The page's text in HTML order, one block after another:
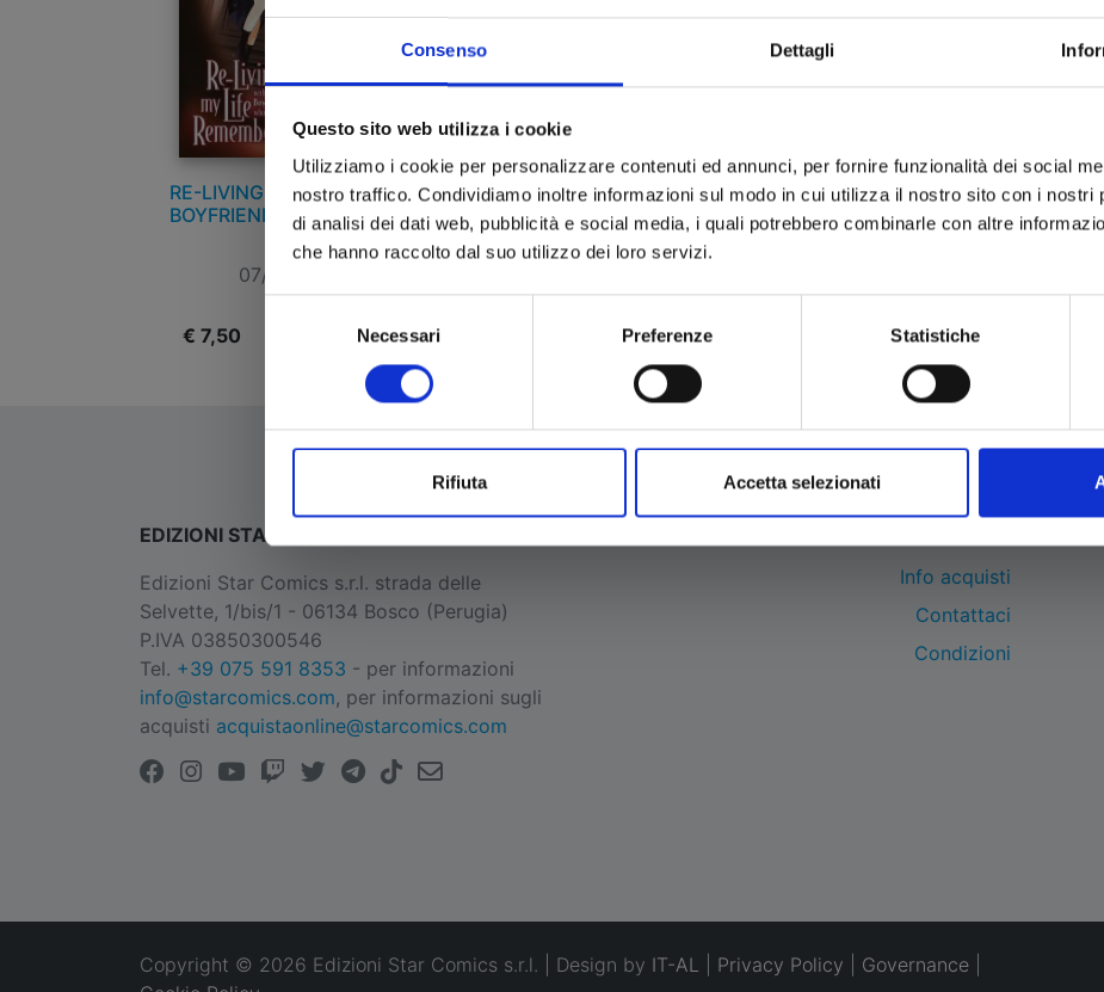
Consenso Dettagli
Questo sito web utilizza i cookie
Utilizziamo i cookie per personalizzare contenuti ed annunci, per fornire funzionalità dei social
nostro traffico. Condividiamo inoltre informazioni sul modo in cui utilizza il nostro sito con i nostri
di analisi dei dati web, pubblicità e social media, i quali potrebbero combinarle con altre
che hanno raccolto dal suo utilizzo dei loro servizi.
Necessari Preferenze Statistiche
Rifiuta Accetta selezionati
RE-LIVING MY LIFE WITH A
BOYFRIEND WHO DOESN'T
REMEMBER ME n. 2
07/07/2026
€ 7,50
RE-LIVING MY LIFE WITH A
BOYFRIEND WHO DOESN'T
REMEMBER ME n. 1
EDIZIONI STAR COMICS
Edizioni Star Comics s.r.l. strada delle
Selvette, 1/bis/1 - 06134 Bosco (Perugia)
P.IVA 03850300546
Tel. +39 075 591 8353 - per informazioni
info@starcomics.com, per informazioni sugli
acquisti acquistaonline@starcomics.com
Info acquisti
Contattaci
Condizioni
Copyright © 2026 Edizioni Star Comics s.r.l. | Design by IT-AL Privacy Policy Governance